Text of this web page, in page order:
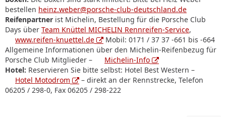
bestellen heinz.weber@porsche-club-deutschland.de
Reifenpartner ist Michelin, Bestellung für die Porsche Club
Days über Team Knüttel MICHELIN Rennreifen-Service,
www.reifen-knuettel.de
Mobil: 0171 / 37 37 -661 bis -664
Allgemeine Informationen über den Michelin-Reifenbezug für
Porsche Club Mitglieder –
Michelin-Info
Hotel: Reservieren Sie bitte selbst: Hotel Best Western –
Hotel Motodrom
– direkt an der Rennstrecke, Telefon
06205 / 298-0, Fax 06205 / 298-222